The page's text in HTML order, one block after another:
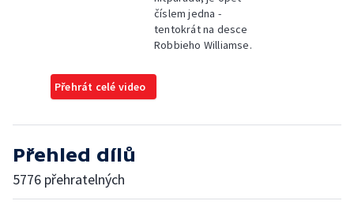
číslem jedna -
tentokrát na desce
Robbieho Williamse.
Přehrát celé video
Přehled dílů
5776 přehratelných